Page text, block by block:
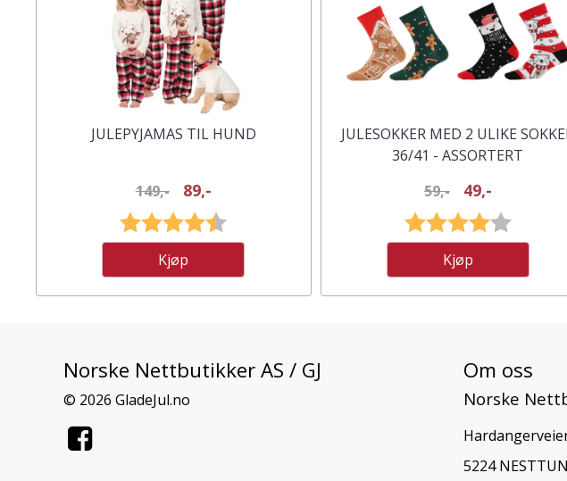
JULEPYJAMAS TIL HUND
149,- 89,-
Karakter:
Kjøp
JULESOKKER MED 2 ULIKE
36/41 - ASSORTERT
59,-
49,-
Karakter:
4.0 av 5
Kjøp
Norske Nettbutikker AS / GJ
© 2026 GladeJul.no
Om oss
Norske
5224 NESTTUN